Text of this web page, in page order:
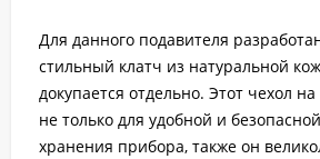
Для данного подавителя
стильный клатч из натуральной
докупается отдельно. Этот чехол
не только для удобной и
хранения прибора, также он